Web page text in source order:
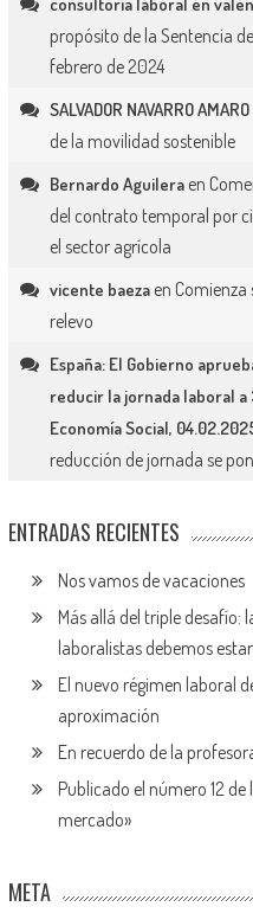
propósito de la Sentencia
febrero de 2024
SALVADOR NAVARRO AMARO
de la movilidad sostenible
Bernardo Aguileraen
del contrato temporal por
el sector agrícola
vicente baezaen
relevo
España: El Gobierno
reducir la jornada laboral a
Economía Social,
reducción de jornada se
ENTRADAS RECIENTES
Nos vamos de vacaciones
Más allá del triple desafío:
laboralistas debemos
El nuevo régimen laboral
aproximación
En recuerdo de la
Publicado el número 12
mercado»
META